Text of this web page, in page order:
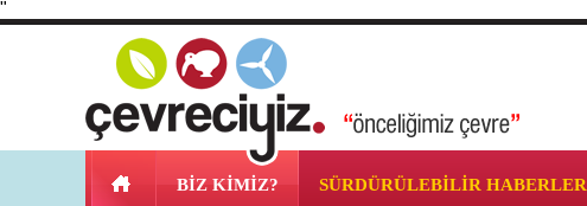
"
BİZ KİMİZ? SÜRDÜRÜLEBİLİR HABERLER